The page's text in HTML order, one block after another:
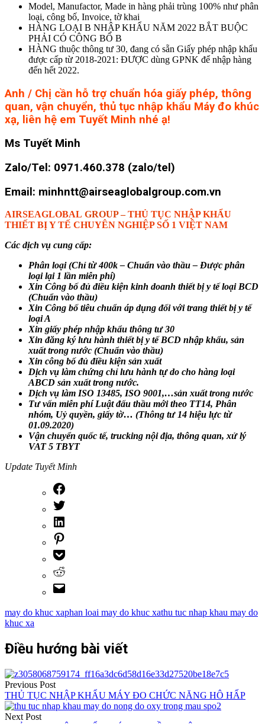
Model, Manufactor, Made in hàng phải trùng 100% như phân
loại, công bố, Invoice, tờ khai
HÀNG LOẠI B NHẬP KHẨU NĂM 2022 BẮT BUỘC
PHẢI CÓ CÔNG BỐ B
HÀNG thuộc thông tư 30, đang có sẵn Giấy phép nhập khẩu
được cấp từ 2018-2021: ĐƯỢC dùng GPNK để nhập hàng
đến hết 2022.
Anh / Chị cần hỗ trợ chuẩn hóa giấy phép, thông
quan, vận chuyển, thủ tục nhập khẩu Máy đo khúc
xạ, liên hệ em Tuyết Minh nhé ạ!
Ms Tuyết Minh
Zalo/Tel: 0971.460.378 (zalo/tel)
Email: minhntt@airseaglobalgroup.com.vn
AIRSEAGLOBAL GROUP –THỦ TỤC NHẬP KHẨU
THIẾT BỊ Y TẾ CHUYÊN NGHIỆP SỐ 1 VIỆT NAM
Các dịch vụ cung cấp:
Phân loại (Chỉ từ 400k – Chuẩn vào thầu – Được phân
loại lại 1 lần miễn phí)
Xin Công bố đủ điều kiện kinh doanh thiết bị y tế loại BCD
(Chuẩn vào thầu)
Xin Công bố tiêu chuẩn áp dụng đối với trang thiết bị y tế
loại A
Xin giấy phép nhập khẩu thông tư 30
Xin đăng ký lưu hành thiết bị y tế BCD nhập khẩu, sản
xuất trong nước (Chuẩn vào thầu)
Xin công bố đủ điều kiện sản xuất
Dịch vụ làm chứng chỉ lưu hành tự do cho hàng loại
ABCD sản xuất trong nước.
Dịch vụ làm ISO 13485, ISO 9001,…sản xuất trong nước
Tư vấn miễn phí Luật đấu thầu mới theo TT14, Phân
nhóm, Uỷ quyền, giấy tờ… (Thông tư 14 hiệu lực từ
01.09.2020)
Vận chuyển quốc tế, trucking nội địa, thông quan, xử lý
VAT 5 TBYT
Update Tuyết Minh
may do khuc xaphan loai may do khuc xathu tuc nhap khau may do
khuc xa
Điều hướng bài viết
Previous Post
THỦ TỤC NHẬP KHẨU MÁY ĐO CHỨC NĂNG HÔ HẤP
Next Post